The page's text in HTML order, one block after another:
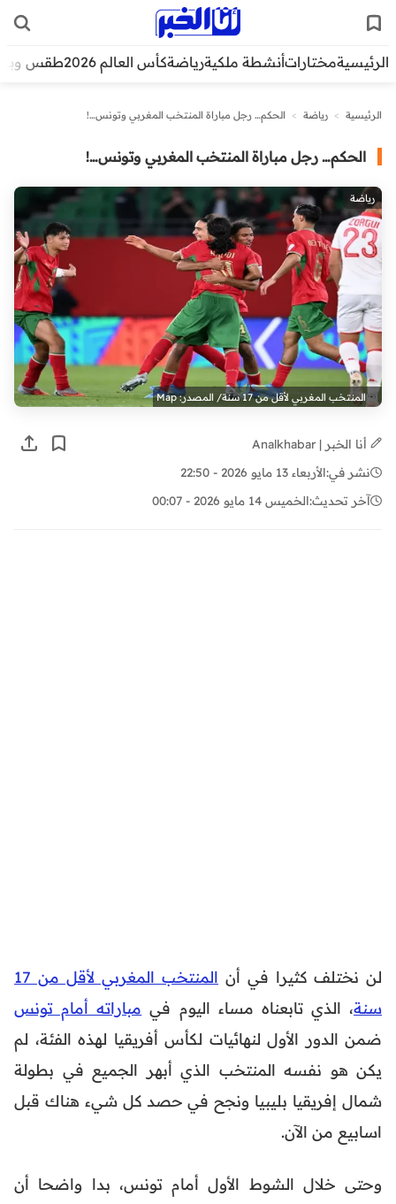
الرئيسيةمختاراتأنشطة ملكيةرياضةكأس العالم 2026 طقس
الرئيسية > رياضة > الحكم… رجل مباراة المنتخب المغربي وتونس…!
الحكم… رجل مباراة المنتخب المغربي وتونس…!
رياضة
المنتخب المغربي لأقل من 17 سنة/ المصدر: Map
أنا الخبر | Analkhabar
نشر في:الأربعاء 13 مايو 2026 - 22:50
آخر تحديث:الخميس 14 مايو 2026 - 00:07
لن نختلف كثيرا في أن
المنتخب المغربي لأقل من 17
سنة، الذي تابعناه مساء اليوم في مباراته أمام تونس
ضمن الدور الأول لنهائيات لكأس أفريقيا لهذه الفئة، لم
يكن هو نفسه المنتخب الذي أبهر الجميع في بطولة
شمال إفريقيا بليبيا ونجح في حصد كل شيء هناك قبل
اسابيع من الآن.
وحتى خلال الشوط الأول أمام تونس، بدا واضحا أن